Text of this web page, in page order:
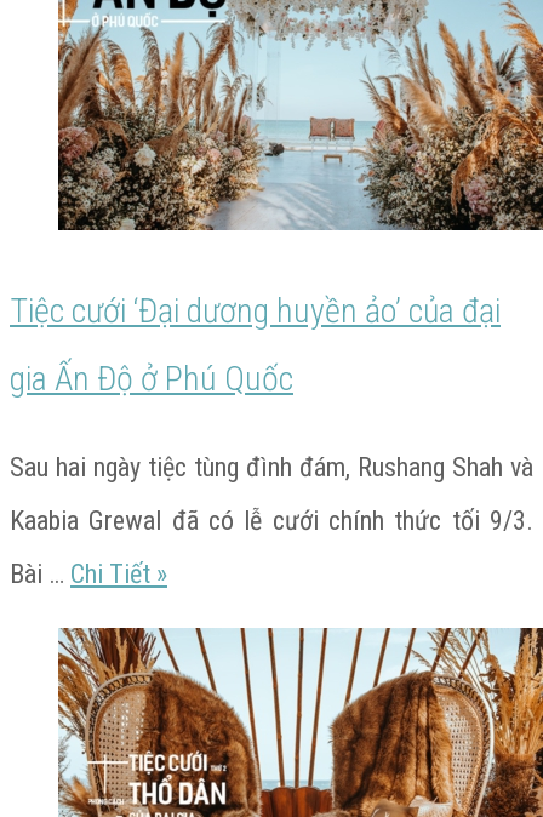
Ấn
Độ
ở
Phú
Quốc
qua
con
Tiệc cưới ‘Đại dương huyền ảo’ của đại
gia Ấn Độ ở Phú Quốc
Sau hai ngày tiệc tùng đình đám, Rushang Shah và
Kaabia Grewal đã có lễ cưới chính thức tối 9/3.
Bài … Chi Tiết Tiệc
cưới
‘Đại
dương
huyền
»